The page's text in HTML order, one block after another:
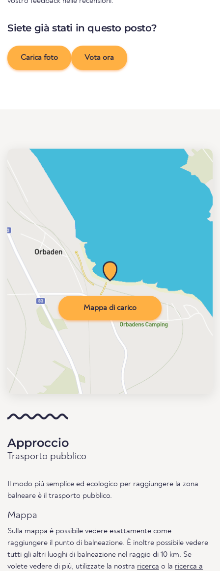
Siete già stati in questo posto?
Carica foto Vota ora
Mappa di carico
Approccio
Trasporto pubblico
Il modo più semplice ed ecologico per raggiungere la zona
balneare è il trasporto pubblico.
Mappa
Sulla mappa è possibile vedere esattamente come
raggiungere il punto di balneazione. È inoltre possibile vedere
tutti gli altri luoghi di balneazione nel raggio di 10 km. Se
volete vedere di più, utilizzate la nostra ricerca o la ricerca a